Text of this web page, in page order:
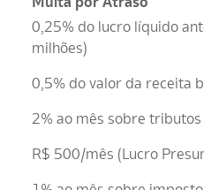
0,25% do lucro líquido
milhões)
0,5% do valor da receita
2% ao mês sobre
R$ 500/mês (Lucro